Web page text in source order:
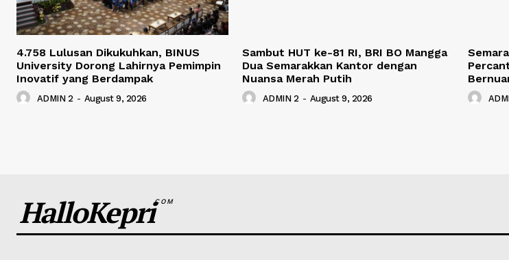
4.758 Lulusan Dikukuhkan, BINUS
University Dorong Lahirnya Pemimpin
Inovatif yang Berdampak
ADMIN 2 - August 9, 2026
Sambut HUT ke-81 RI, BRI BO Mangga
Dua Semarakkan Kantor dengan
Nuansa Merah Putih
ADMIN 2 - August 9, 2026
HalloKepriCOM